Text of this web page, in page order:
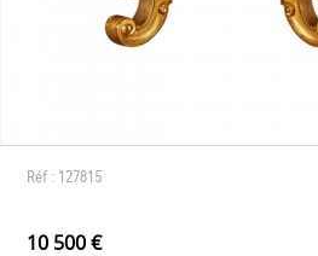
Réf : 127815
10 500 €